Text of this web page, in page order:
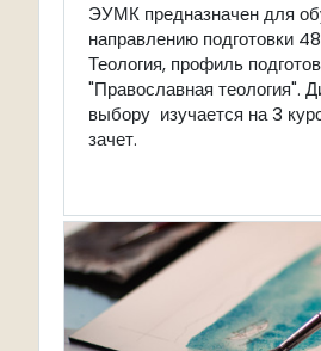
ЭУМК предназначен для
направлению подготовки
Теология, профиль
"Православная теология".
выбору изучается на 3
зачет.